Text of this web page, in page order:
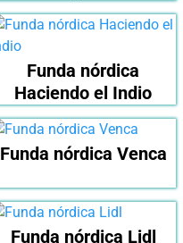
Funda nórdica
Haciendo el Indio
Funda nórdica Venca
Funda nórdica Lidl